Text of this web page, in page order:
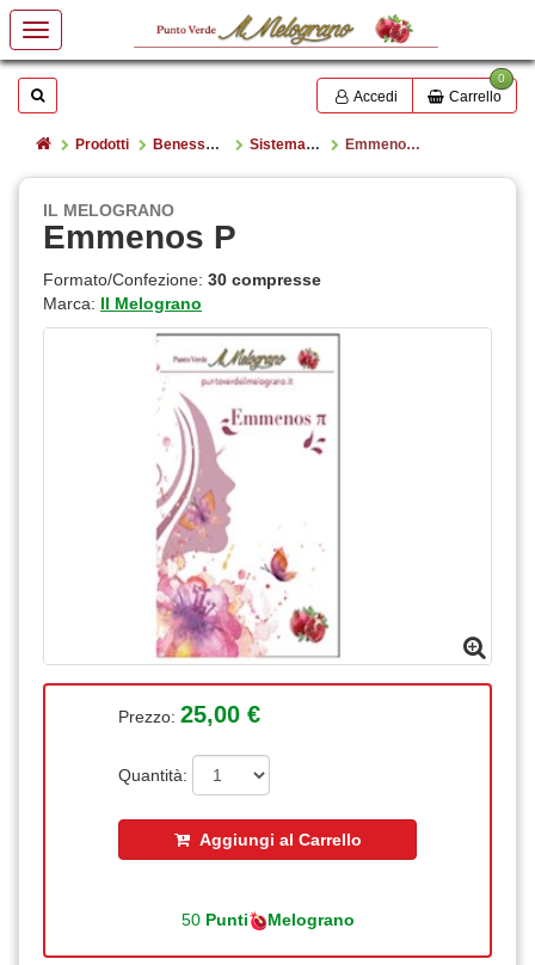
Cerca Accedi
0
Carrello
HomeProdotti Benessere e salute Sistema Endocrino Emmenos P
IL MELOGRANO
Emmenos P
Formato/Confezione: 30 compresse
Marca: Il Melograno
Prezzo: 25,00 €
Quantità:
Aggiungi al Carrello
50 Punti Melograno